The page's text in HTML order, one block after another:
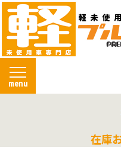
menu
在庫